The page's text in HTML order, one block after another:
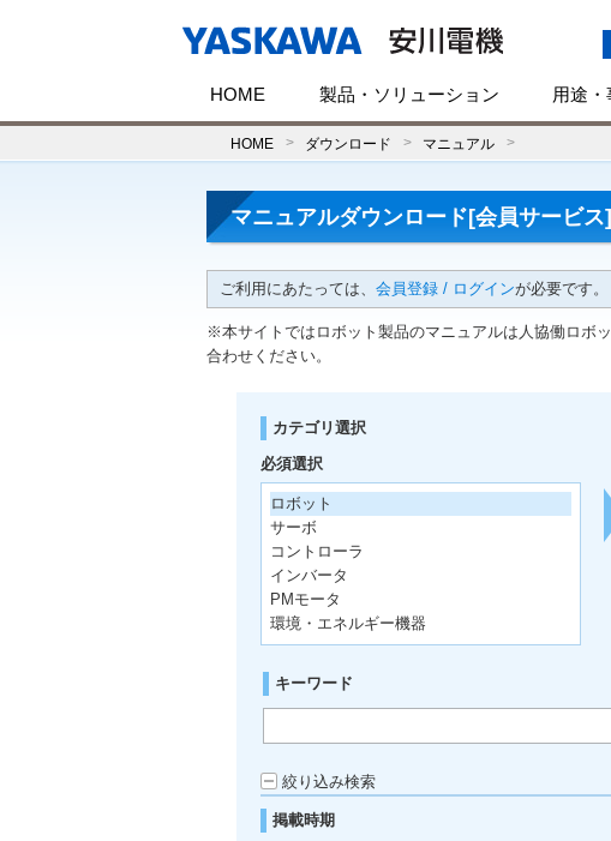
HOME 製品・ソリューション 用途・
HOME ダウンロード マニュアル
マニュアルダウンロード[会員サービス]
ご利用にあたっては、 会員登録 / ログインが必要です。
※本サイトではロボット製品のマニュアルは人協働ロボ
合わせください。
カテゴリ選択
必須選択
ロボット
サーボ
コントローラ
インバータ
PMモータ
環境・エネルギー機器
キーワード
絞り込み検索
掲載時期